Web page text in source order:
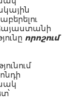
Հայաստանի
որոշում